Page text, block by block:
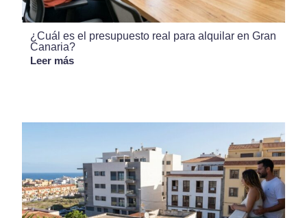
¿Cuál es el presupuesto real para alquilar en Gran
Canaria?
Leer más